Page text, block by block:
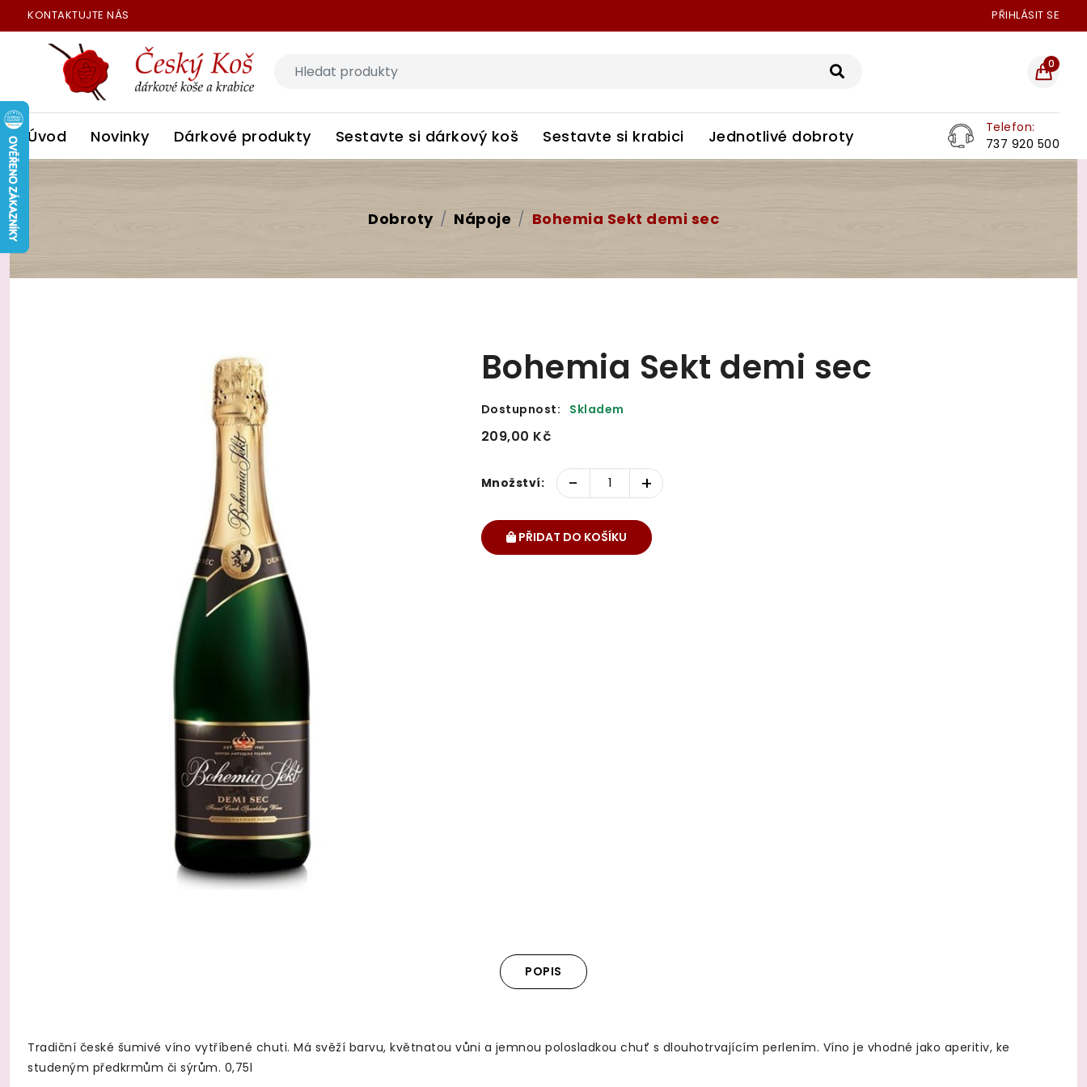
KONTAKTUJTE NÁS PŘIHLÁSIT SE
0
Úvod Novinky Dárkové produkty Sestavte si dárkový koš Sestavte si krabici Jednotlivé dobroty
Telefon:
737 920 500
Dobroty Nápoje Bohemia Sekt demi sec
Bohemia Sekt demi sec
Dostupnost: Skladem
209,00 Kč
Množství: - +
PŘIDAT DO KOŠÍKU
POPIS
Tradiční české šumivé víno vytříbené chuti. Má svěží barvu, květnatou vůni a jemnou polosladkou chuť s dlouhotrvajícím perlením. Víno je vhodné jako aperitiv, ke
studeným předkrmům či sýrům. 0,75l